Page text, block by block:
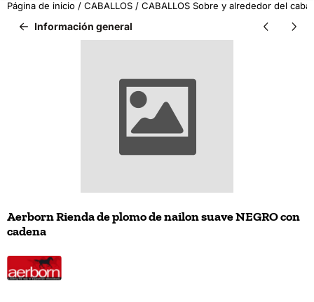
Página de inicio / CABALLOS / CABALLOS Sobre y alrededor del
Información general
Aerborn Rienda de plomo de nailon suave NEGRO con
cadena